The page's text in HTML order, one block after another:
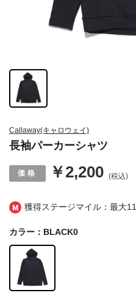
獲得ステージマイル：最大
Callaway(キャロウェイ)
長袖パーカーシャツ
￥2,200 (税込)
カラー：BLACK0